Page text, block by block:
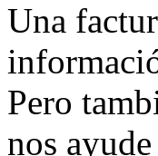
Una
Pero
nos